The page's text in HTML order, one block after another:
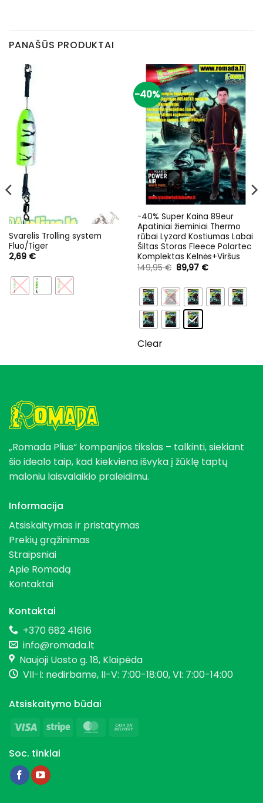
PANAŠŪS PRODUKTAI
Svarelis Trolling system
Fluo/Tiger
2,69 €
-40%
-40% Super Kaina 89eur
Apatiniai žieminiai Thermo
rūbai Lyzard Kostiumas Labai
Šiltas Storas Fleece Polartec
Komplektas Kelnės+Viršus
149,95€ Original
price
149,95 €.
89,97 €Current
89,97 €.
Clear
„Romada Plius“ kompanijos tikslas – talkinti, siekiant
šio idealo taip, kad kiekviena išvyka į žūklę taptų
maloniu laisvalaikio praleidimu.
Informacija
Atsiskaitymas ir pristatymas
Prekių grąžinimas
Straipsniai
Apie Romadą
Kontaktai
Kontaktai
+370 682 41616
info@romada.lt
Naujoji Uosto g. 18, Klaipėda
VII-I: nedirbame, II-V: 7:00-18:00, VI: 7:00-14:00
Atsiskaitymo būdai
Visa
Stripe MasterCard
Soc. tinklai